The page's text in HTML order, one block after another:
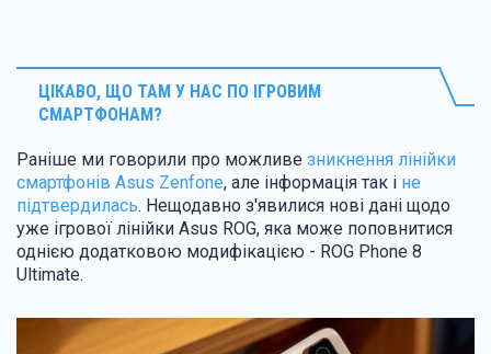
ЦІКАВО, ЩО ТАМ У НАС ПО ІГРОВИМ
СМАРТФОНАМ?
Раніше ми говорили про можливе зникнення лінійки
смартфонів Asus Zenfone, але інформація так і не
підтвердилась. Нещодавно з'явилися нові дані щодо
уже ігрової лінійки Asus ROG, яка може поповнитися
однією додатковою модифікацією - ROG Phone 8
Ultimate.